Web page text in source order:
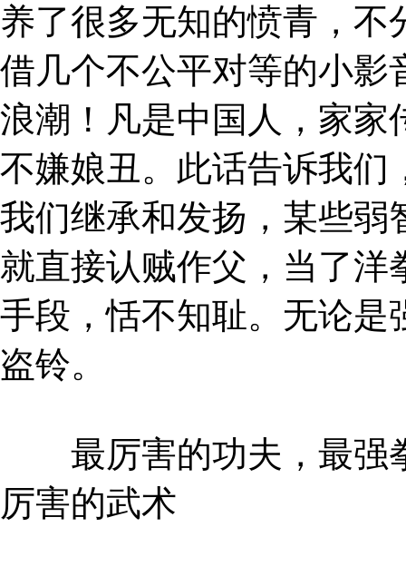
养了很多无知的愤青，
借几个不公平对等的小影
浪潮！凡是中国人，家家
不嫌娘丑。此话告诉我们
我们继承和发扬，某些弱
就直接认贼作父，当了洋
手段，恬不知耻。无论是
盗铃。
最厉害的功夫，最强
厉害的武术